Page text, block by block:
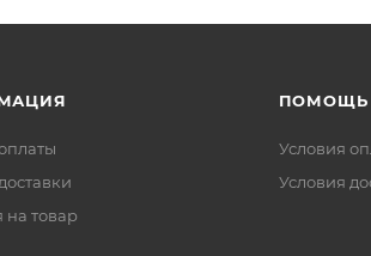
на товар
ПОМОЩЬ
Условия
Условия